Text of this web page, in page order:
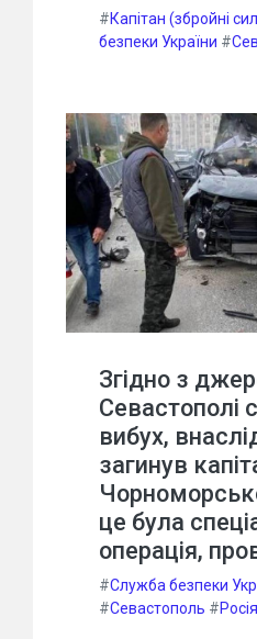
#Капітан (збройні
безпеки України #
Згідно з
Севастополі
вибух,
загинув
це була
операція,
#Служба безпеки
#Севастополь #Росія